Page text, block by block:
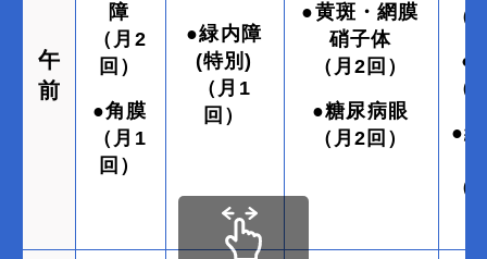
午
前
障
（月2
回）
●角膜
（月1
回）
●緑内障
(特別)
（月1
回）
●黄斑・網膜
硝子体
（月2回）
●糖尿病眼
（月2回）
（
●
（
●
（